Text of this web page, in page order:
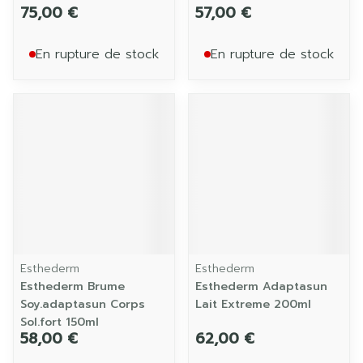
75,00 €
En rupture de stock
57,00 €
En rupture de stock
Esthederm
Esthederm Brume
Soy.adaptasun Corps
Sol.fort 150ml
58,00 €
Esthederm
Esthederm Adaptasun
Lait Extreme 200ml
62,00 €